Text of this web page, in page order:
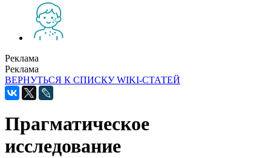
Реклама
Реклама
ВЕРНУТЬСЯ К СПИСКУ WIKI-СТАТЕЙ
Прагматическое
исследование